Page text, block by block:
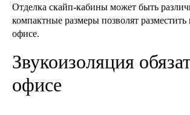
Отделка скайп-кабины может быть
компактные размеры позволят
офисе.
Звукоизоляция
офисе